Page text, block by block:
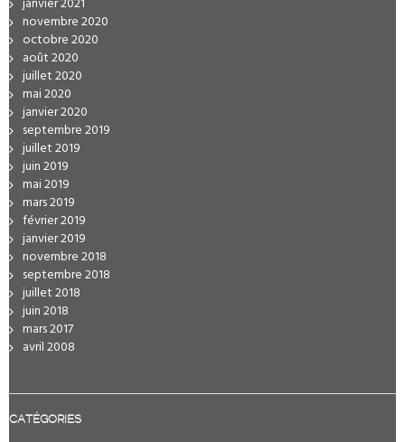
novembre 2020
octobre 2020
août 2020
juillet 2020
mai 2020
janvier 2020
septembre 2019
juillet 2019
juin 2019
mai 2019
mars 2019
février 2019
janvier 2019
novembre 2018
septembre 2018
juillet 2018
juin 2018
mars 2017
avril 2008
CATÉGORIES